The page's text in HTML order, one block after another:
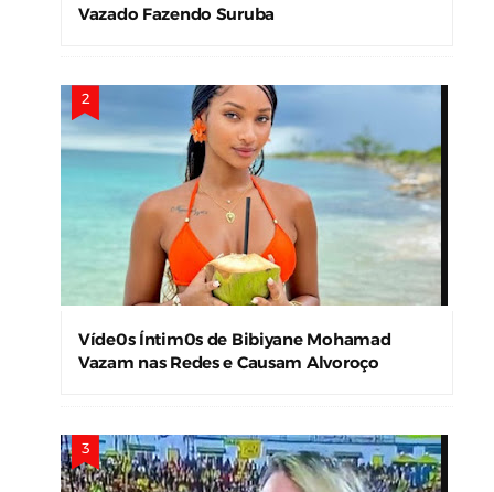
Vazado Fazendo Suruba
Víde0s Íntim0s de Bibiyane Mohamad
Vazam nas Redes e Causam Alvoroço